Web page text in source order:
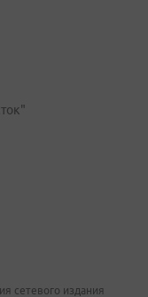
сетевого издания